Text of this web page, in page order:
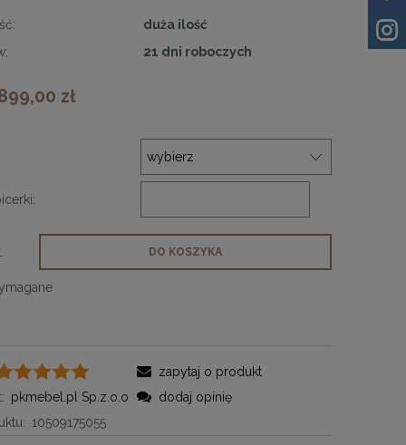
duża ilość
21 dni roboczych
zł
DO KOSZYKA
pkmebel.pl Sp.z.o.o
10509175055
zapytaj o produkt
dodaj opinię